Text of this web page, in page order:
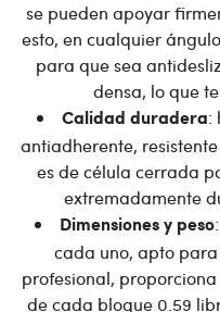
se pueden apoyar
esto, en cualquier
para que sea
densa, lo que
Calidad duradera:
antiadherente,
es de célula cerrada
extremadamente
Dimensiones y peso
cada uno, apto
profesional,
de cada bloque 0.59